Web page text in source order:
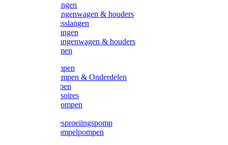
Overige slangen
Overige slangenwagen & houders
Beregeningsslangen
Gardena slangen
Gardena slangenwagen & houders
Slangklemmen
Leader pompen
Zwengelpompen & Onderdelen
Ebara pompen
Pompaccessoires
Excellent pompen
Gardena besproeiingspomp
Gardena dompelpompen